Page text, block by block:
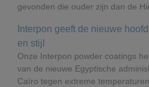
gevonden die ouder zijn dan de
Interpon geeft de nieuwe
en stijl
Onze Interpon powder coatings
van de nieuwe Egyptische
Caïro tegen extreme